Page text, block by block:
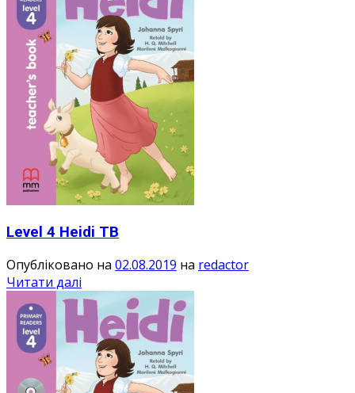
Level 4 Heidi TB
Опубліковано на 02.08.2019 на redactor
Читати далі